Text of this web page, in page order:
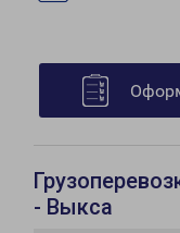
- Выкса